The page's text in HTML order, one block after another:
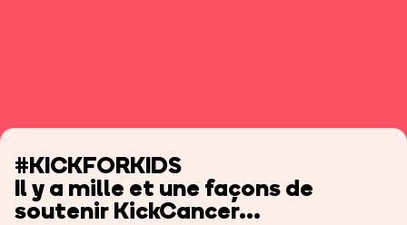
#KICKFORKIDS
Il y a mille et une façons de
soutenir KickCancer...